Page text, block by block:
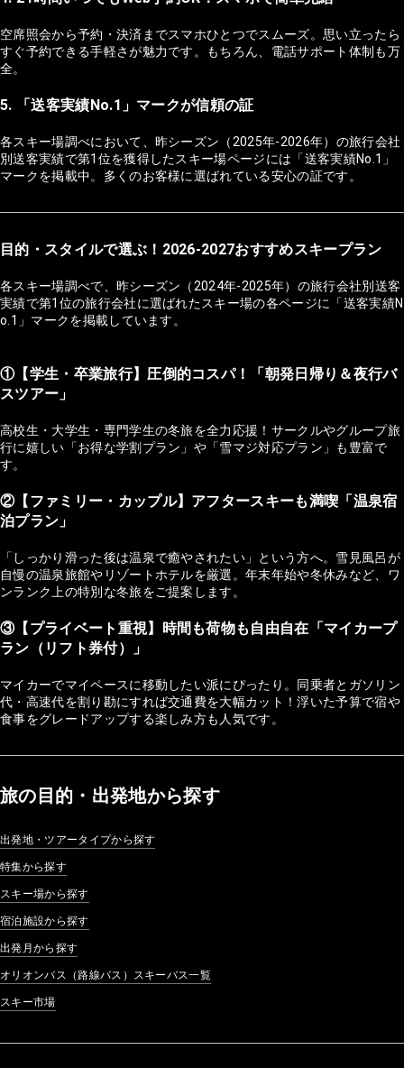
空席照会から予約・決済までスマホひとつでスムーズ。思い立ったら
すぐ予約できる手軽さが魅力です。もちろん、電話サポート体制も万
全。
5. 「送客実績No.1」マークが信頼の証
各スキー場調べにおいて、昨シーズン（2025年-2026年）の旅行会社
別送客実績で第1位を獲得したスキー場ページには「送客実績No.1」
マークを掲載中。多くのお客様に選ばれている安心の証です。
目的・スタイルで選ぶ！2026-2027おすすめスキープラン
各スキー場調べで、昨シーズン（2024年-2025年）の旅行会社別送客
実績で第1位の旅行会社に選ばれたスキー場の各ページに「送客実績N
o.1」マークを掲載しています。
①【学生・卒業旅行】圧倒的コスパ！「朝発日帰り＆夜行バ
スツアー」
高校生・大学生・専門学生の冬旅を全力応援！サークルやグループ旅
行に嬉しい「お得な学割プラン」や「雪マジ対応プラン」も豊富で
す。
②【ファミリー・カップル】アフタースキーも満喫「温泉宿
泊プラン」
「しっかり滑った後は温泉で癒やされたい」という方へ。雪見風呂が
自慢の温泉旅館やリゾートホテルを厳選。年末年始や冬休みなど、ワ
ンランク上の特別な冬旅をご提案します。
③【プライベート重視】時間も荷物も自由自在「マイカープ
ラン（リフト券付）」
マイカーでマイペースに移動したい派にぴったり。同乗者とガソリン
代・高速代を割り勘にすれば交通費を大幅カット！浮いた予算で宿や
食事をグレードアップする楽しみ方も人気です。
旅の目的・出発地から探す
出発地・ツアータイプから探す
特集から探す
スキー場から探す
宿泊施設から探す
出発月から探す
オリオンバス（路線バス）スキーバス一覧
スキー市場